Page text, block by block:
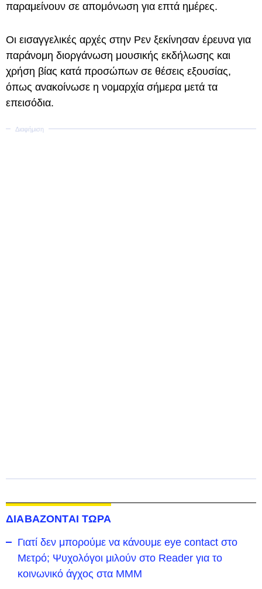
παραμείνουν σε απομόνωση για επτά ημέρες.
Οι εισαγγελικές αρχές στην Ρεν ξεκίνησαν έρευνα για
παράνομη διοργάνωση μουσικής εκδήλωσης και
χρήση βίας κατά προσώπων σε θέσεις εξουσίας,
όπως ανακοίνωσε η νομαρχία σήμερα μετά τα
επεισόδια.
ΔΙΑΒΑΖΟΝΤΑΙ ΤΩΡΑ
Γιατί δεν μπορούμε να κάνουμε eye contact στο
Μετρό; Ψυχολόγοι μιλούν στο Reader για το
κοινωνικό άγχος στα ΜΜΜ